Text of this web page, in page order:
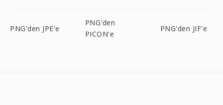
PNG'den JPE'e
PNG'den
PICON'e
PNG'den JIF'e